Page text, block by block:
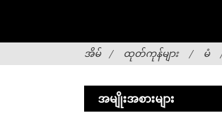
အိမ် ထုတ်ကုန်များ မံ
အမျိုးအစားများ